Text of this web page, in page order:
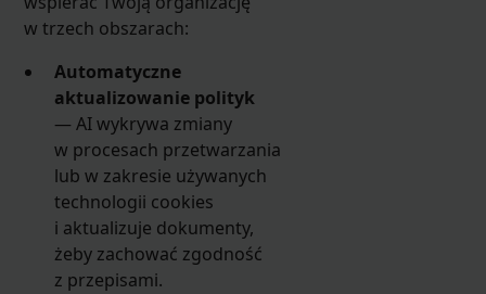
w trzech obszarach:
Automatyczne
aktualizowanie polityk
— AI wykrywa zmiany
w procesach przetwarzania
lub w zakresie używanych
technologii cookies
i aktualizuje dokumenty,
żeby zachować zgodność
z przepisami.